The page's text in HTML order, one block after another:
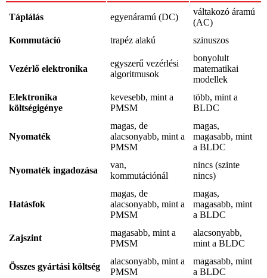
Táplálás egyenáramú (DC)
váltakozó áramú
(AC)
Kommutáció
trapéz alakú szinuszos
Vezérlő elektronika
egyszerű vezérlési
algoritmusok
bonyolult
matematikai
modellek
Elektronika
költségigénye
kevesebb, mint a
PMSM
több, mint a
BLDC
Nyomaték
magas, de
alacsonyabb, mint a
PMSM
magas,
magasabb, mint
a BLDC
Nyomaték ingadozása
van,
kommutációnál
nincs (szinte
nincs)
Hatásfok
magas, de
alacsonyabb, mint a
PMSM
magas,
magasabb, mint
a BLDC
Zajszint
magasabb, mint a
PMSM
alacsonyabb,
mint a BLDC
Összes gyártási költség
alacsonyabb, mint a
PMSM
magasabb, mint
a BLDC